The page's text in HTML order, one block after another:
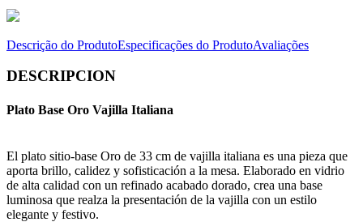
Descrição do ProdutoEspecificações do ProdutoAvaliações
DESCRIPCION
Plato Base Oro Vajilla Italiana
El plato sitio-base Oro de 33 cm de vajilla italiana es una pieza que
aporta brillo, calidez y sofisticación a la mesa. Elaborado en vidrio
de alta calidad con un refinado acabado dorado, crea una base
luminosa que realza la presentación de la vajilla con un estilo
elegante y festivo.